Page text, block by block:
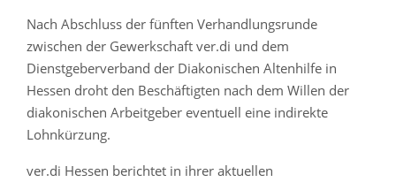
Nach Abschluss der fünften Verhandlungsrunde
zwischen der Gewerkschaft ver.di und dem
Dienstgeberverband der Diakonischen Altenhilfe in
Hessen droht den Beschäftigten nach dem Willen der
diakonischen Arbeitgeber eventuell eine indirekte
Lohnkürzung.
ver.di Hessen berichtet in ihrer aktuellen